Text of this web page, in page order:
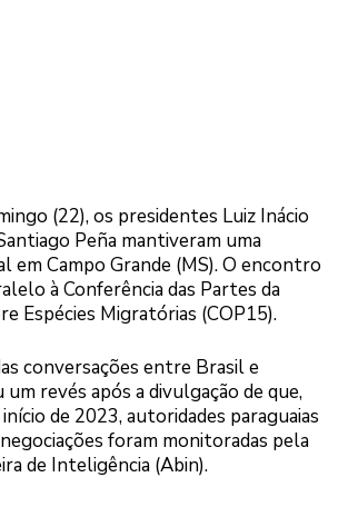
(22), os presidentes Luiz Inácio
Peña mantiveram uma
em Campo Grande (MS). O encontro
à Conferência das Partes da
Espécies Migratórias (COP15).
conversações entre Brasil e
um revés após a divulgação de que,
de 2023, autoridades paraguaias
foram monitoradas pela
de Inteligência (Abin).